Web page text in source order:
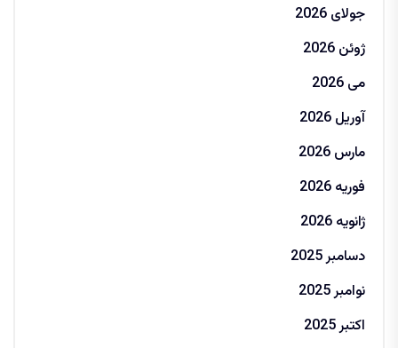
جولای 2026
ژوئن 2026
می 2026
آوریل 2026
مارس 2026
فوریه 2026
ژانویه 2026
دسامبر 2025
نوامبر 2025
اکتبر 2025